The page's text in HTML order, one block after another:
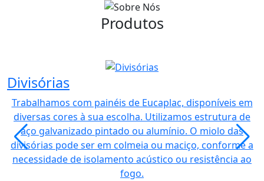
Produtos
Divisórias
Trabalhamos com painéis de Eucaplac, disponíveis em
diversas cores à sua escolha. Utilizamos estrutura de
aço galvanizado pintado ou alumínio. O miolo das
divisórias pode ser em colmeia ou maciço, conforme a
necessidade de isolamento acústico ou resistência ao
fogo.